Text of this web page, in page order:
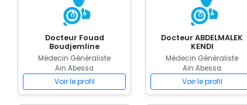
Docteur Fouad
Boudjemline
Médecin Généraliste
Ain Abessa
Voir le profil
Docteur ABDELMALEK
KENDI
Médecin Généraliste
Ain Abessa
Voir le profil